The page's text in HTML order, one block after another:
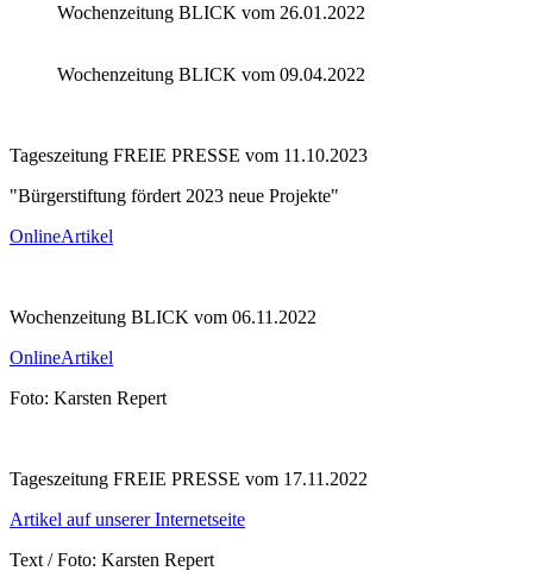
Wochenzeitung BLICK vom 26.01.2022
Wochenzeitung BLICK vom 09.04.2022
Tageszeitung FREIE PRESSE vom 11.10.2023
"Bürgerstiftung fördert 2023 neue Projekte"
OnlineArtikel
Wochenzeitung BLICK vom 06.11.2022
OnlineArtikel
Foto: Karsten Repert
Tageszeitung FREIE PRESSE vom 17.11.2022
Artikel auf unserer Internetseite
Text / Foto: Karsten Repert